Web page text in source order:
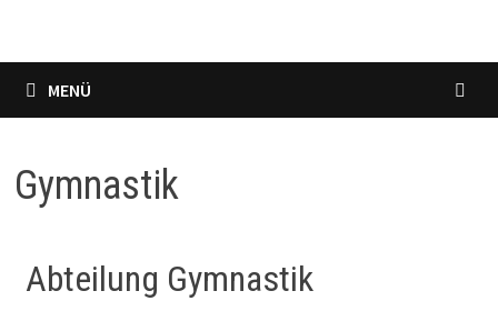
MENÜ
Gymnastik
Abteilung Gymnastik